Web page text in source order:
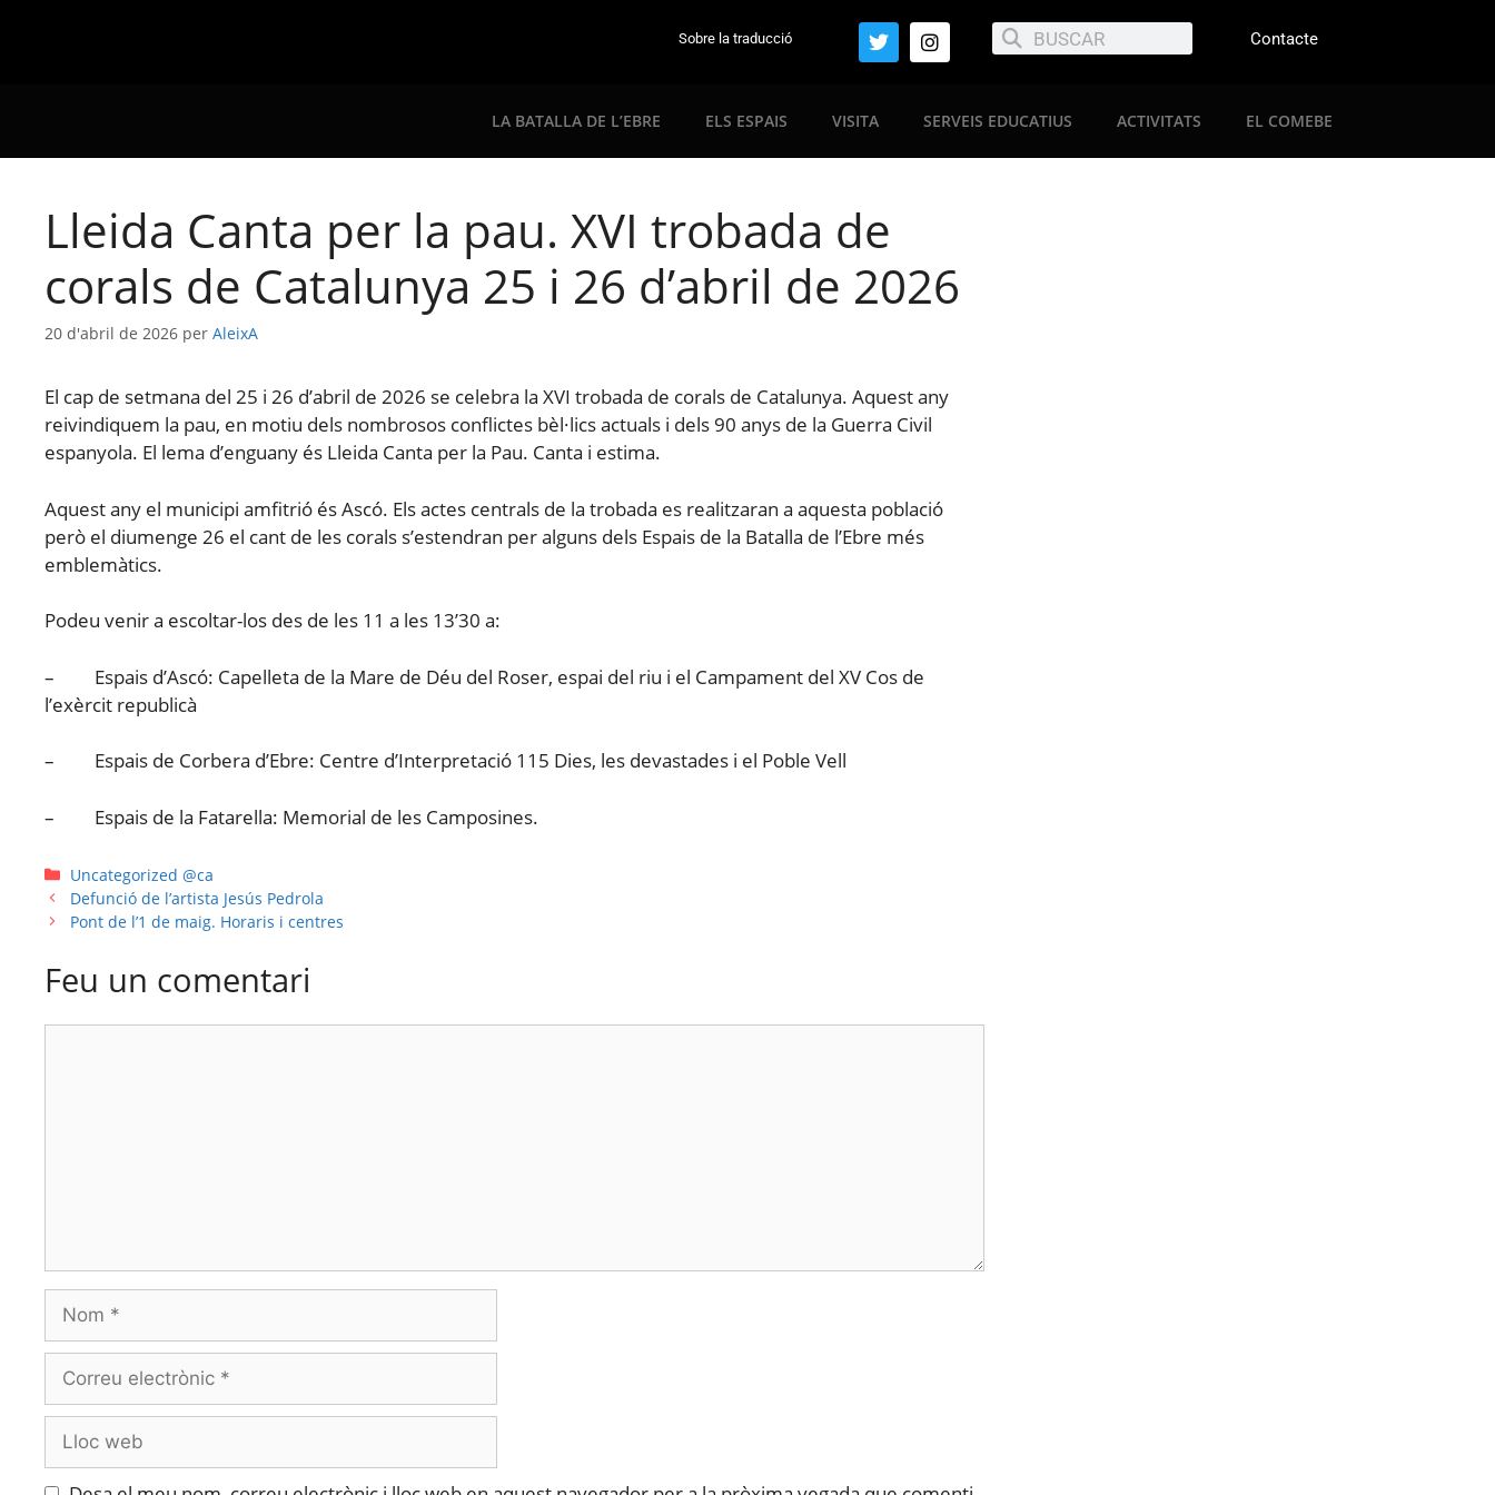
Sobre la traducció Contacte
LA BATALLA DE L’EBRE ELS ESPAIS VISITA SERVEIS EDUCATIUS ACTIVITATS EL COMEBE
Lleida Canta per la pau. XVI trobada de
corals de Catalunya 25 i 26 d’abril de 2026
20 d'abril de 2026 per AleixA
El cap de setmana del 25 i 26 d’abril de 2026 se celebra la XVI trobada de corals de Catalunya. Aquest any
reivindiquem la pau, en motiu dels nombrosos conflictes bèl·lics actuals i dels 90 anys de la Guerra Civil
espanyola. El lema d’enguany és Lleida Canta per la Pau. Canta i estima.
Aquest any el municipi amfitrió és Ascó. Els actes centrals de la trobada es realitzaran a aquesta població
però el diumenge 26 el cant de les corals s’estendran per alguns dels Espais de la Batalla de l’Ebre més
emblemàtics.
Podeu venir a escoltar-los des de les 11 a les 13’30 a:
– Espais d’Ascó: Capelleta de la Mare de Déu del Roser, espai del riu i el Campament del XV Cos de
l’exèrcit republicà
– Espais de Corbera d’Ebre: Centre d’Interpretació 115 Dies, les devastades i el Poble Vell
– Espais de la Fatarella: Memorial de les Camposines.
Uncategorized @ca
Defunció de l’artista Jesús Pedrola
Pont de l’1 de maig. Horaris i centres
Feu un comentari